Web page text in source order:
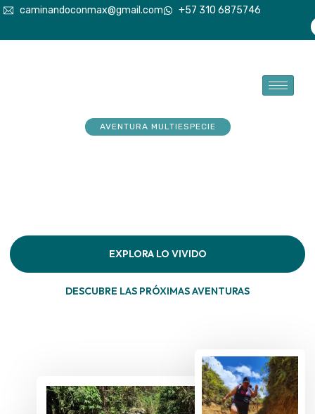
caminandoconmax@gmail.com +57 310 6875746
AVENTURA MULTIESPECIE
EXPLORA LO VIVIDO
DESCUBRE LAS PRÓXIMAS AVENTURAS